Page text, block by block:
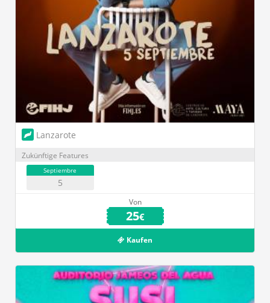
Lanzarote
Zukünftige Features
Septiembre
5
Von
25€
Kaufen